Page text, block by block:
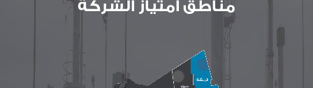
مناطق امتياز الشركة